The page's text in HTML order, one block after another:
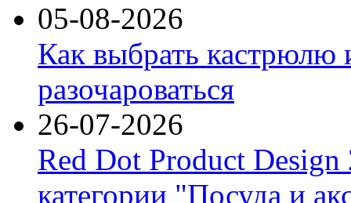
05-08-2026
Как выбрать кастрюлю
разочароваться
26-07-2026
Red Dot Product Design
категории "Посуда и